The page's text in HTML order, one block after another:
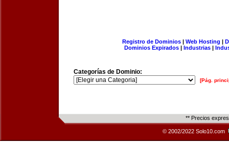
Registro de Dominios| Web Hosting |
Dominios Expirados | Industrias |
Categorías de Dominio:
[Pág.
** Precios
© 2002/2022 Solo10.com